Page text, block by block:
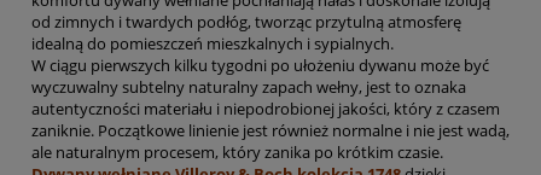
od zimnych i twardych podłóg, tworząc przytulną atmosferę
idealną do pomieszczeń mieszkalnych i sypialnych.
W ciągu pierwszych kilku tygodni po ułożeniu dywanu może być
wyczuwalny subtelny naturalny zapach wełny, jest to oznaka
autentyczności materiału i niepodrobionej jakości, który z czasem
zaniknie. Początkowe linienie jest również normalne i nie jest wadą,
ale naturalnym procesem, który zanika po krótkim czasie.